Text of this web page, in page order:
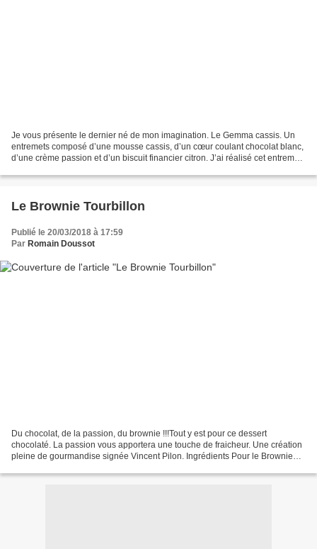
Je vous présente le dernier né de mon imagination. Le Gemma cassis. Un
entremets composé d’une mousse cassis, d’un cœur coulant chocolat blanc,
d’une crème passion et d’un biscuit financier citron. J’ai réalisé cet entremets
Le Brownie Tourbillon
Publié le 20/03/2018 à 17:59
Par Romain Doussot
Du chocolat, de la passion, du brownie !!!Tout y est pour ce dessert
chocolaté. La passion vous apportera une touche de fraicheur. Une création
pleine de gourmandise signée Vincent Pilon. Ingrédients Pour le Brownie